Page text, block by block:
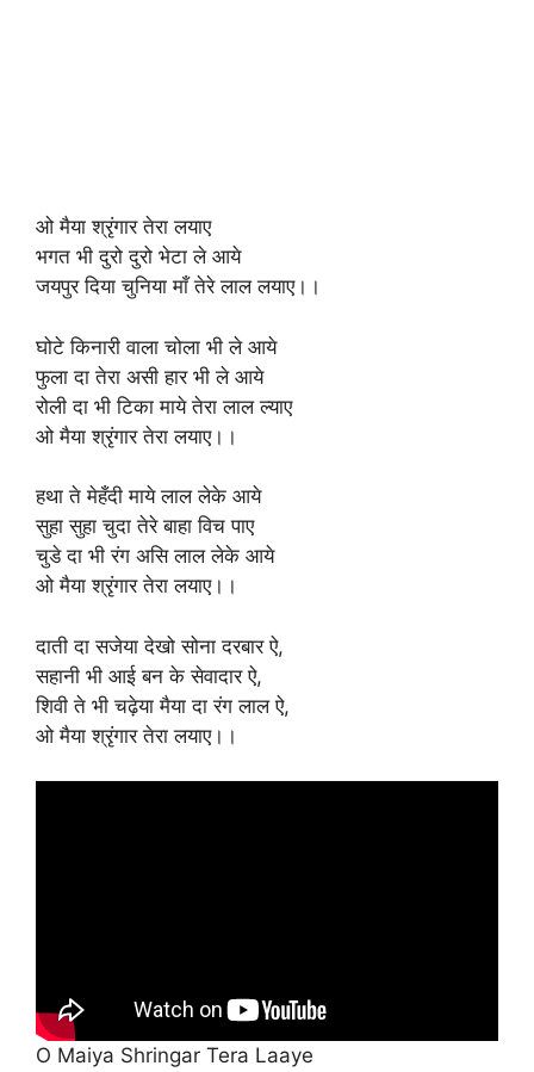
ओ मैया श्रृंगार तेरा लयाए
भगत भी दुरो दुरो भेटा ले आये
जयपुर दिया चुनिया माँ तेरे लाल लयाए।।
घोटे किनारी वाला चोला भी ले आये
फुला दा तेरा असी हार भी ले आये
रोली दा भी टिका माये तेरा लाल ल्याए
ओ मैया श्रृंगार तेरा लयाए।।
हथा ते मेहँदी माये लाल लेके आये
सुहा सुहा चुदा तेरे बाहा विच पाए
चुडे दा भी रंग असि लाल लेके आये
ओ मैया श्रृंगार तेरा लयाए।।
दाती दा सजेया देखो सोना दरबार ऐ,
सहानी भी आई बन के सेवादार ऐ,
शिवी ते भी चढ़ेया मैया दा रंग लाल ऐ,
ओ मैया श्रृंगार तेरा लयाए।।
O Maiya Shringar Tera Laaye